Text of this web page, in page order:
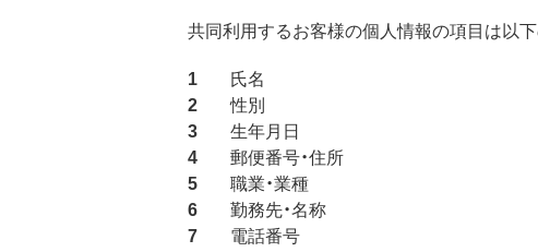
共同利用するお客様の個人情報の項目は以下
氏名
性別
生年月日
郵便番号・住所
職業・業種
勤務先・名称
電話番号